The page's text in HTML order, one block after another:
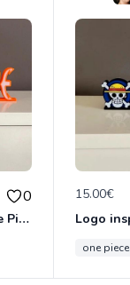
0
Logo inspiré de One Piece Ace
15.00€
one piece